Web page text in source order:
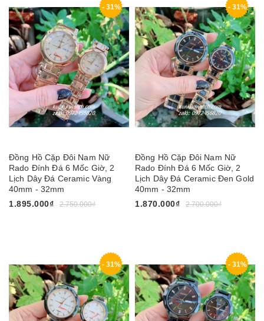
- 31%
Đồng Hồ Cặp Đôi Nam Nữ
Rado Đính Đá 6 Mốc Giờ, 2
Lịch Dây Đá Ceramic Vàng
40mm - 32mm
1.895.000₫
2.750.000₫
- 31%
Đồng Hồ Cặp Đôi Nam Nữ
Rado Đính Đá 6 Mốc Giờ, 2
Lịch Dây Đá Ceramic Đen Gold
40mm - 32mm
1.870.000₫
2.700.000₫
- 31% - 31%